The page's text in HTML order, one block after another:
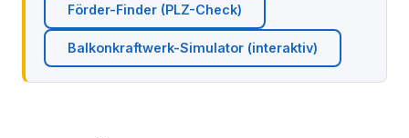
Förder-Finder (PLZ-Check)
Balkonkraftwerk-Simulator (interaktiv)